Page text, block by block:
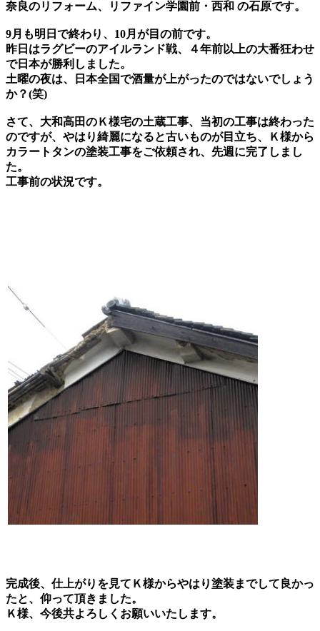
奈良のリフォーム、リファイン学園前・西和 の石原です。
9月も明日で終わり、10月が目の前です。
昨日はラグビーのアイルランド戦、４年前以上の大番狂わせ
で日本が勝利しました。
土曜の夜は、日本全国で酒量が上がったのではないでしょう
か？(笑)
さて、大和高田のＫ様宅の土蔵工事、当初の工事は終わった
のですが、やはり綺麗になると古いものが目立ち、Ｋ様から
カラートタンの塗装工事をご依頼され、先週に完了しまし
た。
工事前の状況です。
完成後、仕上がりを見てＫ様からやはり塗装までして良かっ
たと、仰って頂きました。
Ｋ様、今後共よろしくお願いいたします。